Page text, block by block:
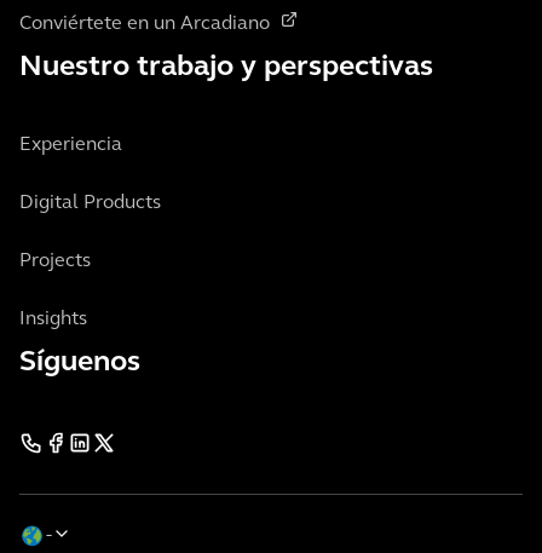
Conviértete en un Arcadiano
Nuestro trabajo y perspectivas
Experiencia
Digital Products
Projects
Insights
Síguenos